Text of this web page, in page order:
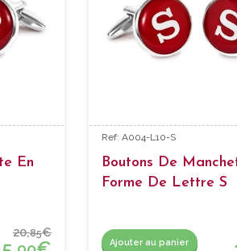
En
20,85€
Ref: A004-L10-S
Boutons De
Forme De Lettre S
Ajouter au panier